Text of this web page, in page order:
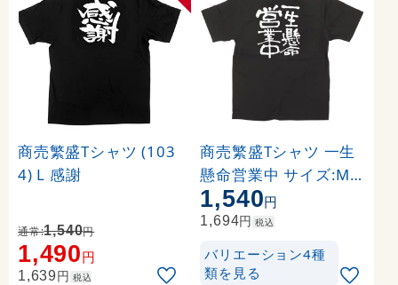
商売繁盛Tシャツ (103
4) L 感謝
通常:1,540円
1,490円
1,639円 税込
商売繁盛Tシャツ 一生
懸命営業中 サイズ:M (
12758)
1,540円
1,694円 税込
バリエーション4種
類を見る